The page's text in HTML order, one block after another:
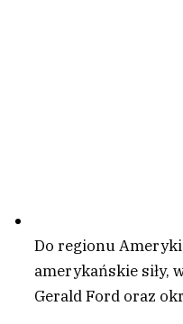
Do regionu
amerykańskie siły,
Gerald Ford oraz